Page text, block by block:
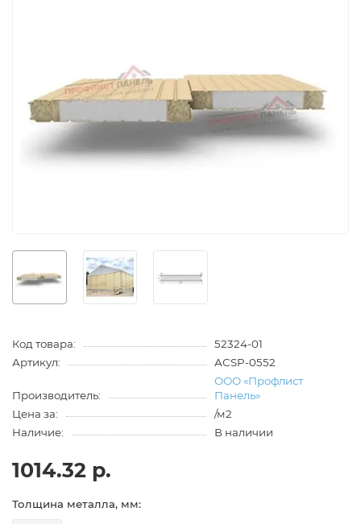
Код товара:
52324-01
Артикул:
АСSP-0552
Производитель:
ООО «Профлист
Панель»
Цена за:
/м2
Наличие:
В наличии
1014.32 р.
Толщина металла, мм: